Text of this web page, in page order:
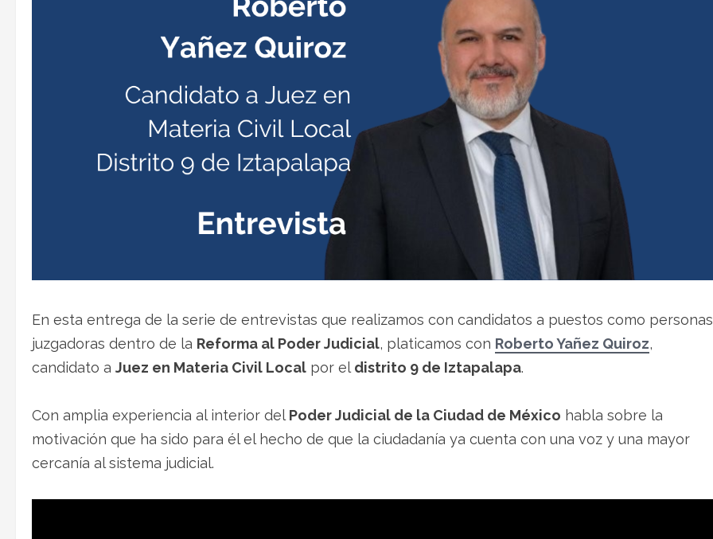
En esta entrega de la serie de entrevistas que realizamos con candidatos a puestos como personas
juzgadoras dentro de la Reforma al Poder Judicial, platicamos con Roberto Yañez Quiroz,
candidato a Juez en Materia Civil Local por eldistrito 9 de Iztapalapa.
Con amplia experiencia al interior delPoder Judicial de la Ciudad de México habla sobre la
motivación que ha sido para él el hecho de que la ciudadanía ya cuenta con una voz y una mayor
cercanía al sistema judicial.